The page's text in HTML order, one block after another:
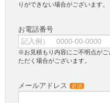
りができない場合がございます。
お電話番号
※お見積もり内容にご不明点が
ただく場合がございます。
メールアドレス 必須